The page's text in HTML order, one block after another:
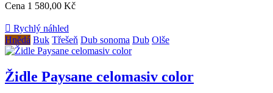
Cena 1 580,00 Kč
 Rychlý náhled
Hnědá Buk Třešeň Dub sonoma Dub Olše
Židle Paysane celomasiv color